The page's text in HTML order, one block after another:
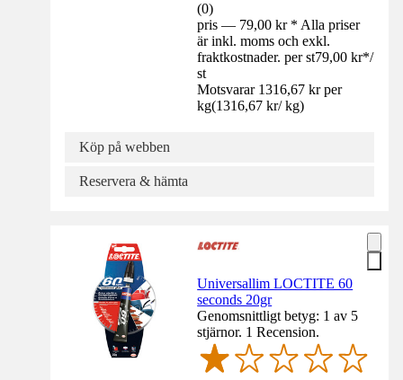
(0)
pris — 79,00 kr * Alla priser
är inkl. moms och exkl.
fraktkostnader. per st79,00 kr*/
st
Motsvarar 1316,67 kr per
kg(1316,67 kr/ kg)
Köp på webben
Reservera & hämta
Universallim LOCTITE 60
seconds 20gr
Genomsnittligt betyg: 1 av 5
stjärnor. 1 Recension.